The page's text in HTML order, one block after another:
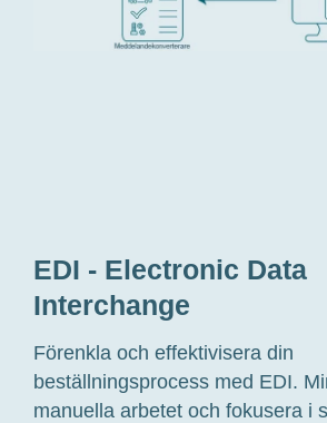
EDI - Electronic Data
Interchange
Förenkla och effektivisera din
beställningsprocess med EDI.
manuella arbetet och fokusera i